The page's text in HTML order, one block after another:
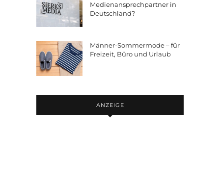
Medienansprechpartner in
Deutschland?
Männer-Sommermode – für
Freizeit, Büro und Urlaub
ANZEIGE